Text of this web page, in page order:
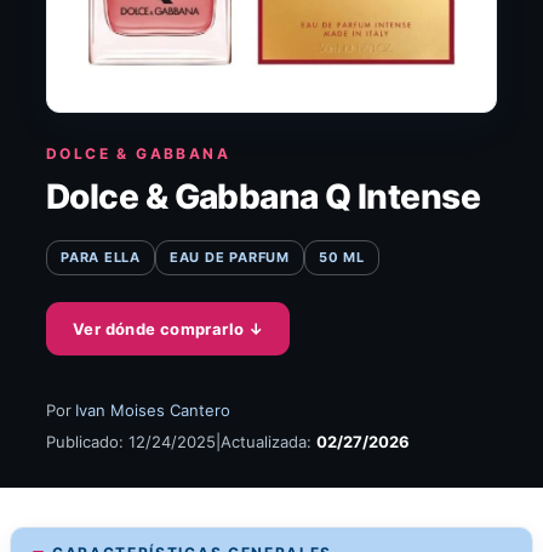
DOLCE & GABBANA
Dolce & Gabbana Q Intense
PARA ELLA EAU DE PARFUM 50 ML
Ver dónde comprarlo ↓
Por Ivan Moises Cantero
Publicado: 12/24/2025 Actualizada: 02/27/2026